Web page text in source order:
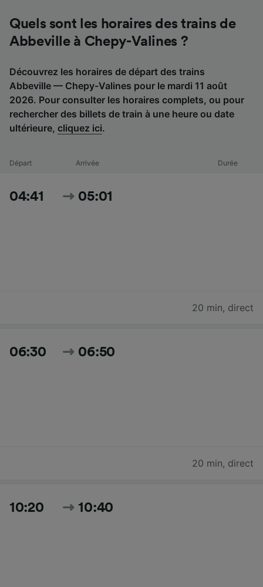
Quels sont les horaires des trains de
Abbeville à Chepy-Valines ?
Découvrez les horaires de départ des trains
Abbeville — Chepy-Valines pour le mardi 11 août
2026. Pour consulter les horaires complets, ou pour
rechercher des billets de train à une heure ou date
ultérieure, cliquez ici.
Départ Arrivée Durée
04:41 05:01
20 min, direct
06:30 06:50
20 min, direct
10:20 10:40